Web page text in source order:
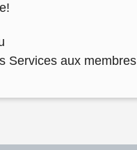
Services aux membres